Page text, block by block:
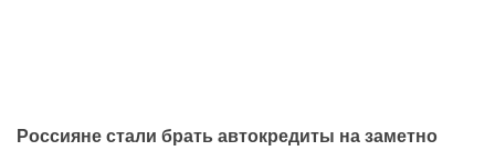
Россияне стали брать автокредиты на заметно